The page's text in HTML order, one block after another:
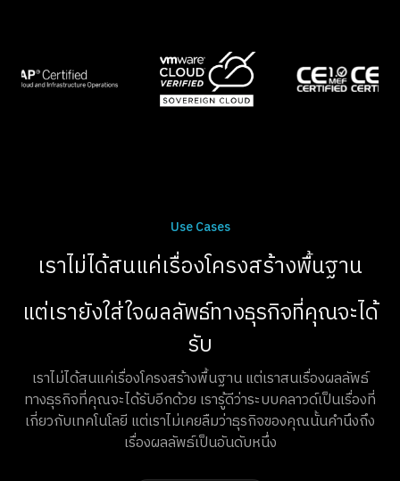
Use Cases
เราไม่ได้สนแค่เรื่องโครงสร้างพื้นฐาน
แต่เรายังใส่ใจผลลัพธ์ทางธุรกิจที่คุณจะได้
รับ
เราไม่ได้สนแค่เรื่องโครงสร้างพื้นฐาน แต่เราสนเรื่องผลลัพธ์
ทางธุรกิจที่คุณจะได้รับอีกด้วย เรารู้ดีว่าระบบคลาวด์เป็นเรื่องที่
เกี่ยวกับเทคโนโลยี แต่เราไม่เคยลืมว่าธุรกิจของคุณนั้นคำนึงถึง
เรื่องผลลัพธ์เป็นอันดับหนึ่ง